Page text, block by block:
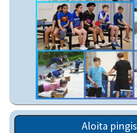
Aloita pingis